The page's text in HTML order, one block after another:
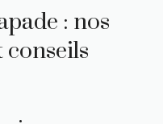
: nos
conseils